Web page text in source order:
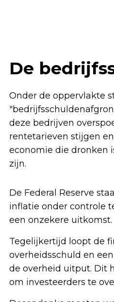
De
Onder de oppervlakte
deze bedrijven
rentetarieven stijgen
economie die dronken
zijn.
De Federal Reserve
inflatie onder controle
een onzekere uitkomst.
Tegelijkertijd loopt de
overheidsschuld en
de overheid uitput. Dit
om investeerders te